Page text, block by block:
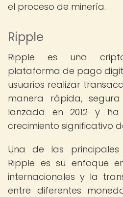
el proceso de minería.
Ripple
Ripple es una
plataforma de pago
usuarios realizar
manera rápida,
lanzada en 2012 y ha
crecimiento significativo
Una de las
Ripple es su enfoque
internacionales y la
entre diferentes